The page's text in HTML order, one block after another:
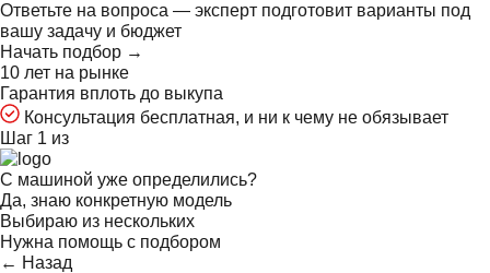
Ответьте на вопроса — эксперт подготовит варианты под
вашу задачу и бюджет
Начать подбор →
10 лет на рынке
Гарантия вплоть до выкупа
Консультация бесплатная, и ни к чему не обязывает
Шаг 1 из
С машиной уже определились?
Да, знаю конкретную модель
Выбираю из нескольких
Нужна помощь с подбором
← Назад